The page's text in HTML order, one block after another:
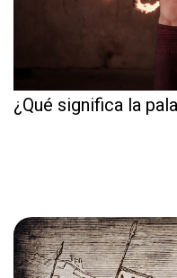
¿Qué significa la